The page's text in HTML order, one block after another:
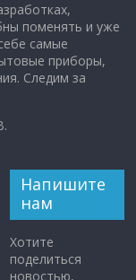
поменять и уже
самые
приборы,
Следим за
Напишите
нам
Хотите
поделиться
новостью,